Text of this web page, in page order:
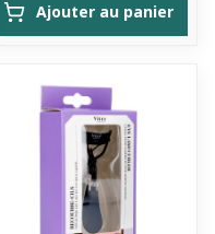
Ajouter au panier